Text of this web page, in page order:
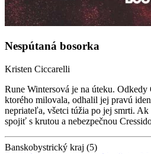
Nespútaná bosorka
Kristen Ciccarelli
Rune Wintersová je na úteku. Odkedy
ktorého milovala, odhalil jej pravú
nepriateľa, všetci túžia po jej smrti.
spojiť s krutou a nebezpečnou
Banskobystrický kraj (5)